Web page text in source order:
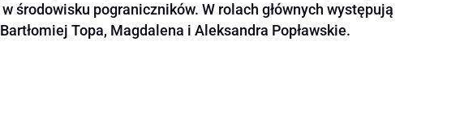
środowisku pograniczników. W rolach głównych występują
Topa, Magdalena i Aleksandra Popławskie.